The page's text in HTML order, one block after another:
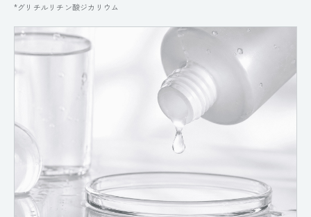
*グリチルリチン酸ジカリウム